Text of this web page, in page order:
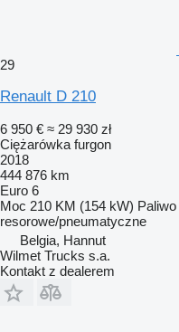
29
Renault D 210
6 950 € ≈ 29 930 zł
Ciężarówka furgon
2018
444 876 km
Euro 6
Moc 210 KM (154 kW) Paliwo
resorowe/pneumatyczne
Belgia, Hannut
Wilmet Trucks s.a.
Kontakt z dealerem